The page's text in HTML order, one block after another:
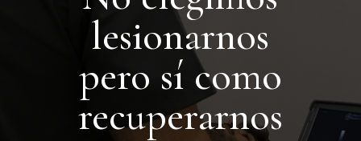
lesionarnos
pero sí como
recuperarnos